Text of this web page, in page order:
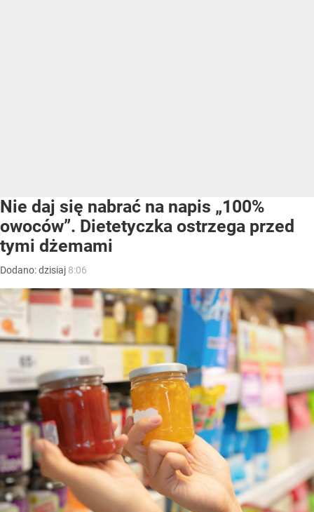
Nie daj się nabrać na napis „100%
owoców”. Dietetyczka ostrzega przed
tymi dżemami
Dodano:dzisiaj 8:06